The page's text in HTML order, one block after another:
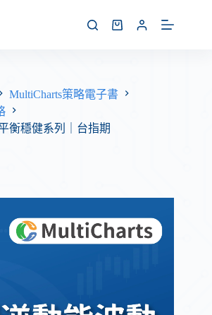
MultiCharts策略電子書
衡穩健系列｜台指期